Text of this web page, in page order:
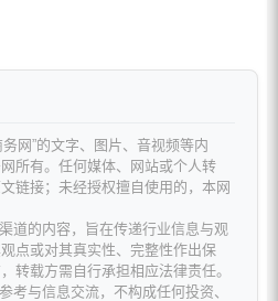
网”的文字、图片、音视频等内
所有。任何媒体、网站或个人转
链接；未经授权擅自使用的，本网
道的内容，旨在传递行业信息与观
点或对其真实性、完整性作出保
转载方需自行承担相应法律责任。
考与信息交流，不构成任何投资、